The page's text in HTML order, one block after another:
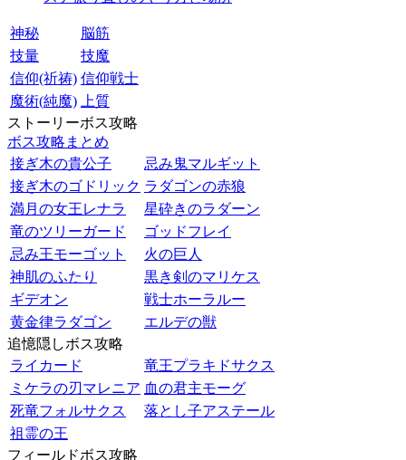
神秘
脳筋
技量
技魔
信仰(祈祷) 信仰戦士
魔術(純魔)
上質
ストーリーボス攻略
ボス攻略まとめ
接ぎ木の貴公子
忌み鬼マルギット
接ぎ木のゴドリック ラダゴンの赤狼
満月の女王レナラ
星砕きのラダーン
竜のツリーガード
ゴッドフレイ
忌み王モーゴット
火の巨人
神肌のふたり
黒き剣のマリケス
ギデオン
戦士ホーラルー
黄金律ラダゴン
エルデの獣
追憶隠しボス攻略
ライカード
竜王プラキドサクス
ミケラの刃マレニア 血の君主モーグ
死竜フォルサクス
落とし子アステール
祖霊の王
フィールドボス攻略